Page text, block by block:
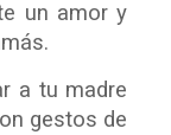
un amor y
a tu madre
gestos de